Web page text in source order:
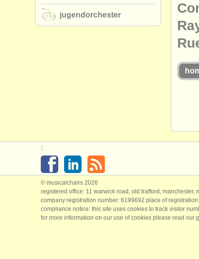
verlage:
anzeige veröffentlichen find out
jugendorchester
:
© musicalchairs 2026
registered office: 11 warwick road, old trafford, manchester,
company registration number: ​6199692 place of
compliance notice: ​this site uses cookies to track visitor
for more information on our use of cookies please read our